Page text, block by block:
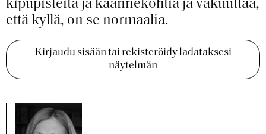
kipupisteitä ja käännekohtia ja vakuuttaa,
että kyllä, on se normaalia.
Kirjaudu sisään tai rekisteröidy ladataksesi
näytelmän